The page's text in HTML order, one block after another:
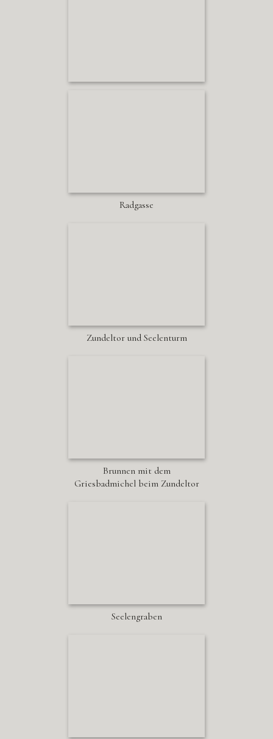
Radgasse
Zundeltor und Seelenturm
Brunnen mit dem
Griesbadmichel beim Zundeltor
Seelengraben